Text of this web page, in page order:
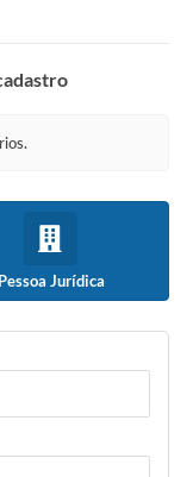
Pessoa Jurídica